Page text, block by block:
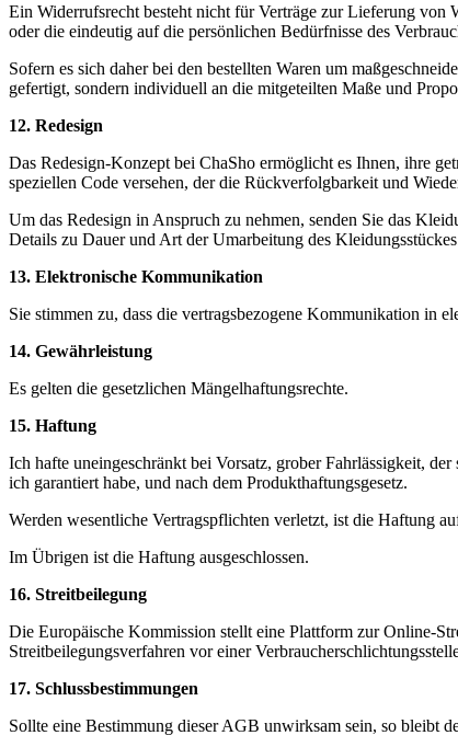
Ein Widerrufsrecht besteht nicht für Verträge zur Lieferung
oder die eindeutig auf die persönlichen Bedürfnisse des
Sofern es sich daher bei den bestellten Waren um
gefertigt, sondern individuell an die mitgeteilten Maße und
12. Redesign
Das Redesign-Konzept bei ChaSho ermöglicht es Ihnen, ihre
speziellen Code versehen, der die Rückverfolgbarkeit und
Um das Redesign in Anspruch zu nehmen, senden Sie das
Details zu Dauer und Art der Umarbeitung des
13. Elektronische Kommunikation
Sie stimmen zu, dass die vertragsbezogene Kommunikation in
14. Gewährleistung
Es gelten die gesetzlichen Mängelhaftungsrechte.
15. Haftung
Ich hafte uneingeschränkt bei Vorsatz, grober Fahrlässigkeit,
ich garantiert habe, und nach dem Produkthaftungsgesetz.
Werden wesentliche Vertragspflichten verletzt, ist die Haftung
Im Übrigen ist die Haftung ausgeschlossen.
16. Streitbeilegung
Die Europäische Kommission stellt eine Plattform zur Online-
Streitbeilegungsverfahren vor einer
17. Schlussbestimmungen
Sollte eine Bestimmung dieser AGB unwirksam sein, so bleibt